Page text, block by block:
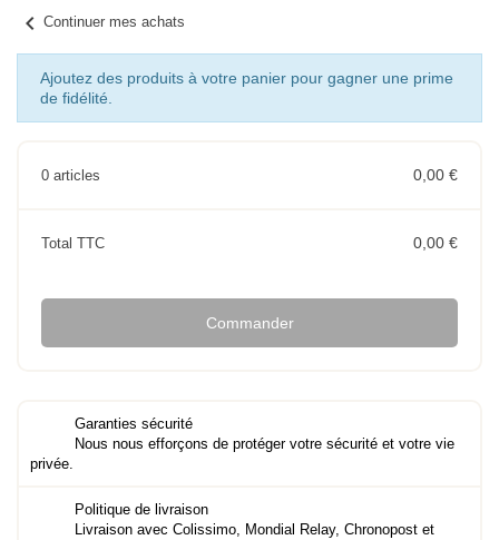
chevron_left Continuer mes achats
Ajoutez des produits à votre panier pour gagner une prime
de fidélité.
0 articles 0,00 €
Total TTC 0,00 €
Commander
Garanties sécurité
Nous nous efforçons de protéger votre sécurité et votre vie
privée.
Politique de livraison
Livraison avec Colissimo, Mondial Relay, Chronopost et